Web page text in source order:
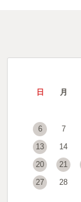
日 月
6
7
13
14
20
21
27
28